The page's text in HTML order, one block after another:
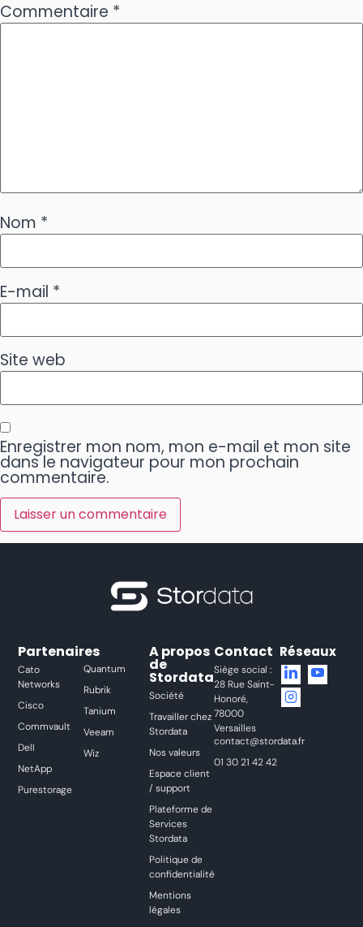
Commentaire *
Nom *
E-mail *
Site web
Enregistrer mon nom, mon e-mail et mon site
dans le navigateur pour mon prochain
commentaire.
Partenaires
Cato
Networks
Cisco
Commvault
Dell
NetApp
Purestorage
Quantum
Rubrik
Tanium
Veeam
Wiz
A propos
de
Stordata
Société
Travailler chez
Stordata
Nos valeurs
Espace client
/ support
Plateforme de
Services
Stordata
Politique de
confidentialité
Mentions
légales
Contact
Siège social :
28 Rue Saint-
Honoré,
78000
Versailles
contact@stordata.fr
01 30 21 42 42
Réseaux